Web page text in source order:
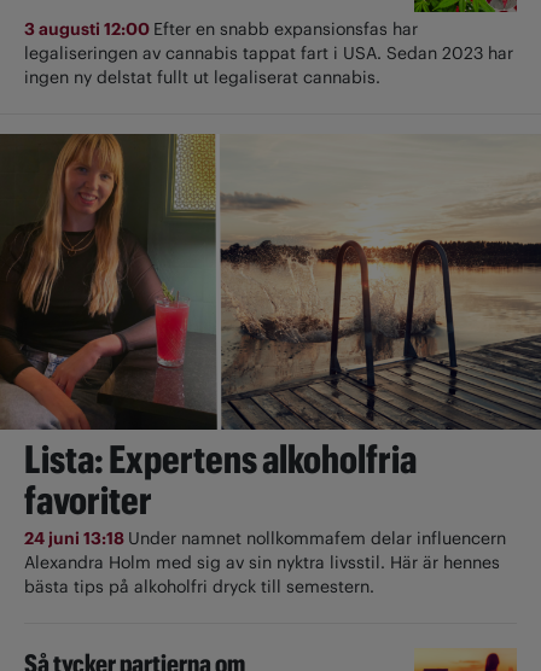
3 augusti 12:00 Efter en snabb expansionsfas har
legaliseringen av cannabis tappat fart i USA. Sedan 2023 har
ingen ny delstat fullt ut ­legaliserat cannabis.
Lista: Expertens alkoholfria
favoriter
24 juni 13:18 Under namnet nollkommafem delar influencern
Alexandra Holm med sig av sin nyktra livsstil. Här är hennes
bästa tips på alkoholfri dryck till semestern.
Så tycker partierna om